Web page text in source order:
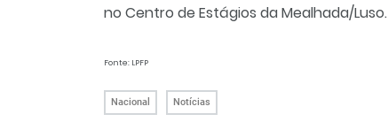
no Centro de Estágios da Mealhada/Luso.
Fonte: LPFP
Nacional Notícias